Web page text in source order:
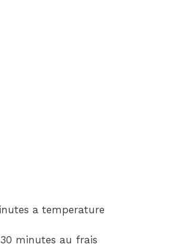
a temperature
minutes au frais